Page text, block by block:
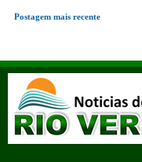
Postagem mais recente